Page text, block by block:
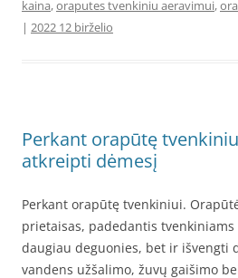
kaina,oraputes tvenkiniu aeravimui,
| 2022 12 birželio
Perkant orapūtę
atkreipti dėmesį
Perkant orapūtę tvenkiniui.
prietaisas, padedantis
daugiau deguonies, bet ir išvengti
vandens užšalimo, žuvų gaišimo